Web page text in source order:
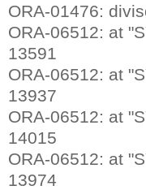
ORA-01476:
ORA-06512: at
13591
ORA-06512: at
13937
ORA-06512: at
14015
ORA-06512: at
13974